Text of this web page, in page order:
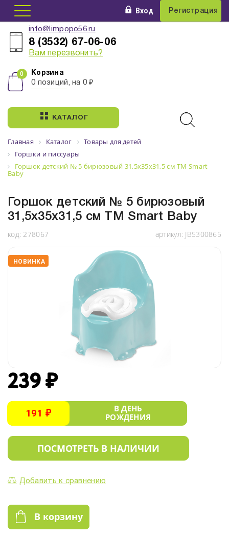
Вход Регистрация
info@limpopo56.ru
8 (3532) 67-06-06
Вам перезвонить?
Корзина
0 позиций, на 0 ₽
КАТАЛОГ
Главная Каталог
Товары для детей
Горшки и писсуары
Горшок детский № 5 бирюзовый 31,5х35х31,5 см ТМ Smart
Ваby
Горшок детский № 5 бирюзовый
31,5х35х31,5 см ТМ Smart Ваby
код: 278067 артикул: JB5300865
НОВИНКА
239 ₽
191 ₽
В ДЕНЬ
РОЖДЕНИЯ
ПОСМОТРЕТЬ В НАЛИЧИИ
Добавить к сравнению
В корзину